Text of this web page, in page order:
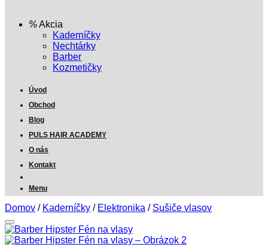
Akcia
Kaderníčky
Nechtárky
Barber
Kozmetičky
Úvod
Obchod
Blog
PULS HAIR ACADEMY
O nás
Kontakt
Menu
Domov / Kaderníčky / Elektronika / Sušiče vlasov